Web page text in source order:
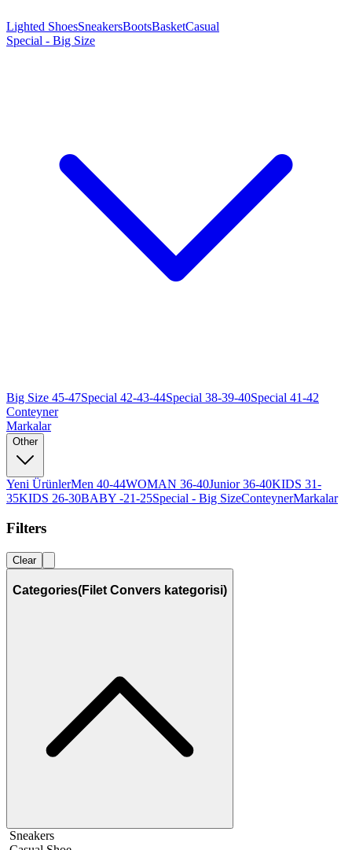
Lighted ShoesSneakersBootsBasketCasual
Special - Big Size
Big Size 45-47Special 42-43-44Special 38-39-40Special 41-42
Conteyner
Markalar
Other
Yeni ÜrünlerMen 40-44WOMAN 36-40Junior 36-40KIDS 31-
35KIDS 26-30BABY -21-25Special - Big SizeConteynerMarkalar
Filters
Clear
Categories(Filet Convers kategorisi)
Sneakers